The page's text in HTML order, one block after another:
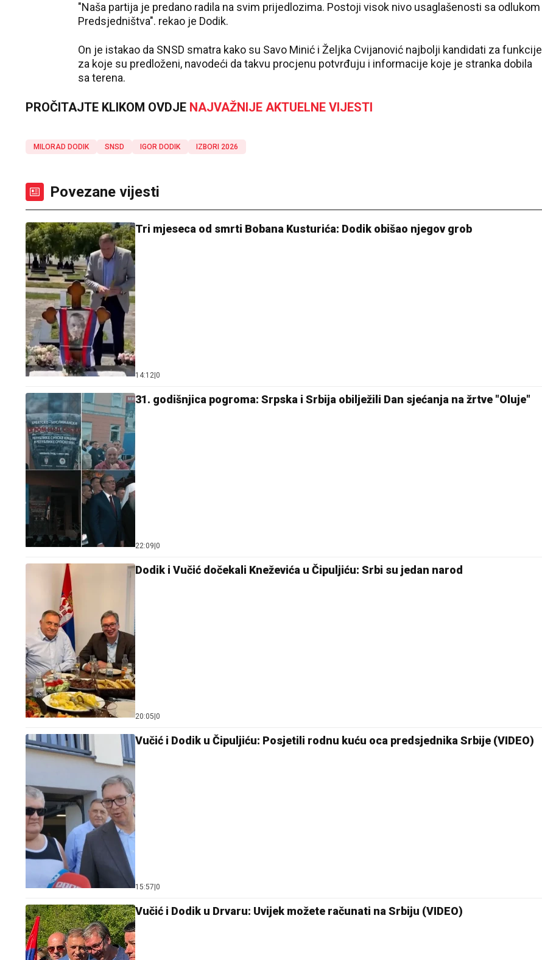
"Naša partija je predano radila na svim prijedlozima. Postoji visok nivo usaglašenosti sa odlukom
Predsjedništva". rekao je Dodik.
On je istakao da SNSD smatra kako su Savo Minić i Željka Cvijanović najbolji kandidati za funkcije
za koje su predloženi, navodeći da takvu procjenu potvrđuju i informacije koje je stranka dobila
sa terena.
PROČITAJTE KLIKOM OVDJE NAJVAŽNIJE AKTUELNE VIJESTI
MILORAD DODIK SNSD IGOR DODIK IZBORI 2026
Povezane vijesti
Tri mjeseca od smrti Bobana Kusturića: Dodik obišao njegov grob
14:12 0
31. godišnjica pogroma: Srpska i Srbija obilježili Dan sjećanja na žrtve "Oluje"
22:09 0
Dodik i Vučić dočekali Kneževića u Čipuljiću: Srbi su jedan narod
20:05 0
Vučić i Dodik u Čipuljiću: Posjetili rodnu kuću oca predsjednika Srbije (VIDEO)
15:57 0
Vučić i Dodik u Drvaru: Uvijek možete računati na Srbiju (VIDEO)